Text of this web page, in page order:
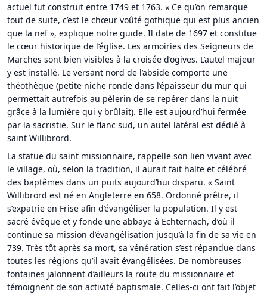
actuel fut construit entre 1749 et 1763. « Ce qu’on remarque
tout de suite, c’est le chœur voûté gothique qui est plus ancien
que la nef », explique notre guide. Il date de 1697 et constitue
le cœur historique de l’église. Les armoiries des Seigneurs de
Marches sont bien visibles à la croisée d’ogives. L’autel majeur
y est installé. Le versant nord de l’abside comporte une
théothèque (petite niche ronde dans l’épaisseur du mur qui
permettait autrefois au pèlerin de se repérer dans la nuit
grâce à la lumière qui y brûlait). Elle est aujourd’hui fermée
par la sacristie. Sur le flanc sud, un autel latéral est dédié à
saint Willibrord.
La statue du saint missionnaire, rappelle son lien vivant avec
le village, où, selon la tradition, il aurait fait halte et célébré
des baptêmes dans un puits aujourd’hui disparu. « Saint
Willibrord est né en Angleterre en 658. Ordonné prêtre, il
s’expatrie en Frise afin d’évangéliser la population. Il y est
sacré évêque et y fonde une abbaye à Echternach, d’où il
continue sa mission d’évangélisation jusqu’à la fin de sa vie en
739. Très tôt après sa mort, sa vénération s’est répandue dans
toutes les régions qu’il avait évangélisées. De nombreuses
fontaines jalonnent d’ailleurs la route du missionnaire et
témoignent de son activité baptismale. Celles-ci ont fait l’objet